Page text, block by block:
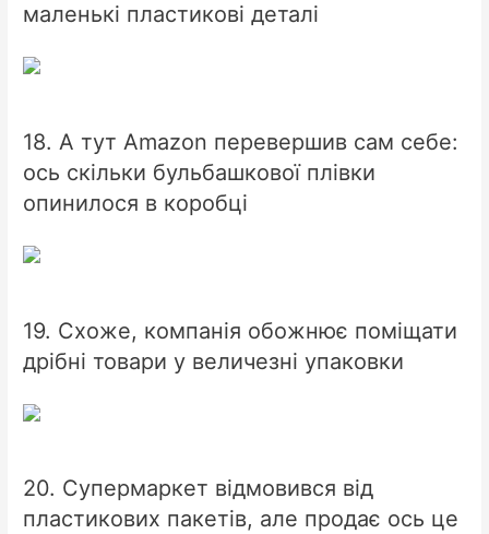
маленькі пластикові деталі
18. А тут Amazon перевершив сам себе:
ось скільки бульбашкової плівки
опинилося в коробці
19. Схоже, компанія обожнює поміщати
дрібні товари у величезні упаковки
20. Супермаркет відмовився від
пластикових пакетів, але продає ось це